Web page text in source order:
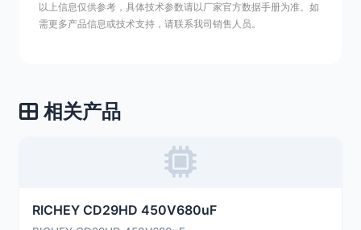
以上信息仅供参考，具体技术参数请以厂家官方数据手册为准。如
需更多产品信息或技术支持，请联系我司销售人员。
相关产品
RICHEY CD29HD 450V680uF